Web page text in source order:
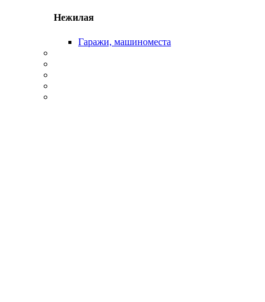
Нежилая
Гаражи, машиноместа